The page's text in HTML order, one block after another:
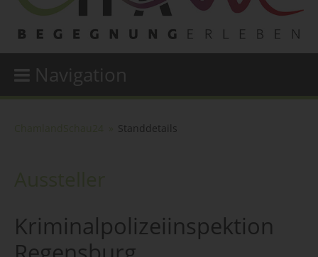
Navigation
Standdetails
Kriminalpolizeiinspektion